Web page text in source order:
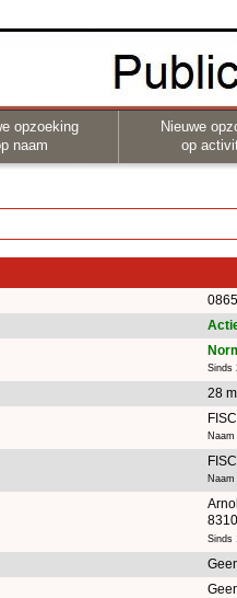
opzoeking
naam
Nieuwe
op
Sinds
28
Sinds